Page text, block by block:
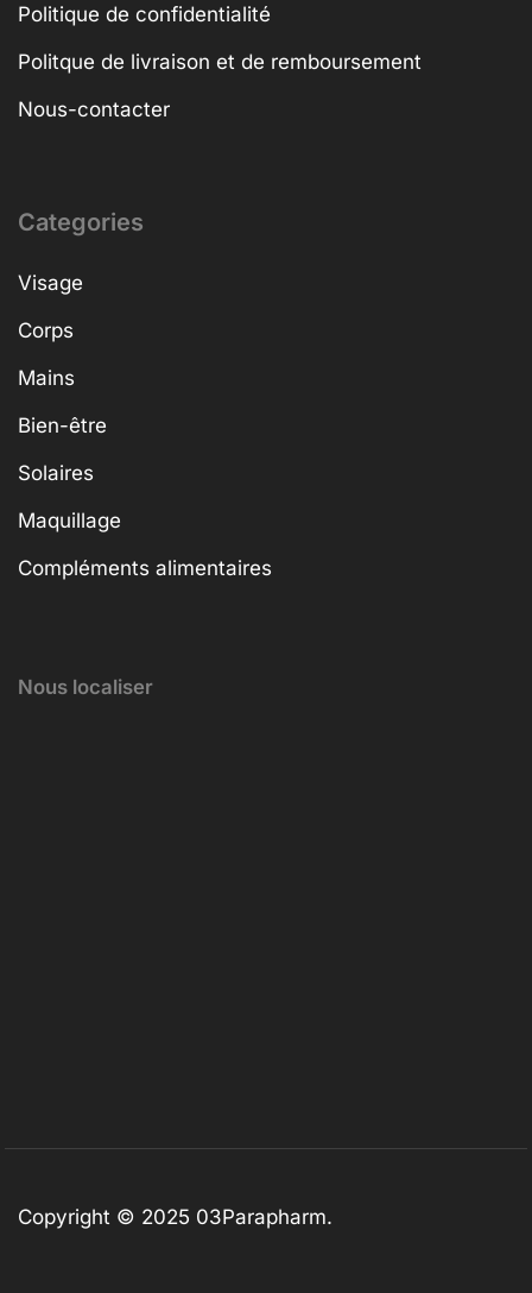
Politique de confidentialité
Politque de livraison et de remboursement
Nous-contacter
Categories
Visage
Corps
Mains
Bien-être
Solaires
Maquillage
Compléments alimentaires
Nous localiser
Copyright © 2025 03Parapharm.